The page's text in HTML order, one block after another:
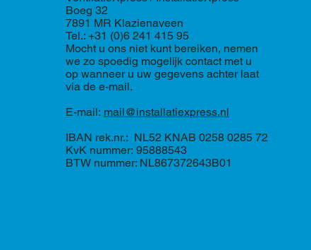
Boeg 32
7891 MR Klazienaveen
Tel.: +31 (0)6 241 415 95
Mocht u ons niet kunt bereiken, nemen
we zo spoedig mogelijk contact met u
op wanneer u uw gegevens achter laat
via de e-mail.
E-mail: mail@installatiexpress.nl
IBAN rek.nr.: NL52 KNAB 0258 0285 72
KvK nummer: 95888543
BTW nummer: NL867372643B01